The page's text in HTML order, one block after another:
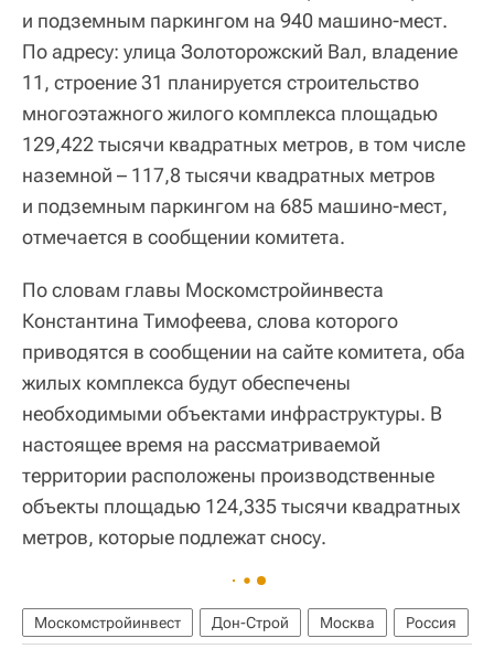
и подземным паркингом на 940 машино-мест.
По адресу: улица Золоторожский Вал, владение
11, строение 31 планируется строительство
многоэтажного жилого комплекса площадью
129,422 тысячи квадратных метров, в том числе
наземной – 117,8 тысячи квадратных метров
и подземным паркингом на 685 машино-мест,
отмечается в сообщении комитета.
По словам главы Москомстройинвеста
Константина Тимофеева, слова которого
приводятся в сообщении на сайте комитета, оба
жилых комплекса будут обеспечены
необходимыми объектами инфраструктуры. В
настоящее время на рассматриваемой
территории расположены производственные
объекты площадью 124,335 тысячи квадратных
метров, которые подлежат сносу.
Москомстройинвест Дон-Строй Москва Россия